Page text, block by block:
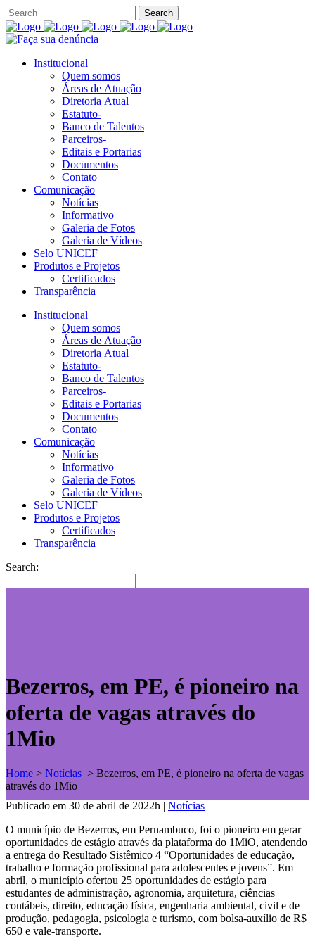
Institucional
Quem somos
Áreas de Atuação
Diretoria Atual
Estatuto-
Banco de Talentos
Parceiros-
Editais e Portarias
Documentos
Contato
Comunicação
Notícias
Informativo
Galeria de Fotos
Galeria de Vídeos
Selo UNICEF
Produtos e Projetos
Certificados
Transparência
Institucional
Quem somos
Áreas de Atuação
Diretoria Atual
Estatuto-
Banco de Talentos
Parceiros-
Editais e Portarias
Documentos
Contato
Comunicação
Notícias
Informativo
Galeria de Fotos
Galeria de Vídeos
Selo UNICEF
Produtos e Projetos
Certificados
Transparência
Search:
Bezerros, em PE, é pioneiro na
oferta de vagas através do
1Mio
Home > Notícias > Bezerros, em PE, é pioneiro na oferta de vagas
através do 1Mio
Publicado em 30 de abril de 2022h | Notícias
O município de Bezerros, em Pernambuco, foi o pioneiro em gerar
oportunidades de estágio através da plataforma do 1MiO, atendendo
a entrega do Resultado Sistêmico 4 “Oportunidades de educação,
trabalho e formação profissional para adolescentes e jovens”. Em
abril, o município ofertou 25 oportunidades de estágio para
estudantes de administração, agronomia, arquitetura, ciências
contábeis, direito, educação física, engenharia ambiental, civil e de
produção, pedagogia, psicologia e turismo, com bolsa-auxílio de R$
650 e vale-transporte.